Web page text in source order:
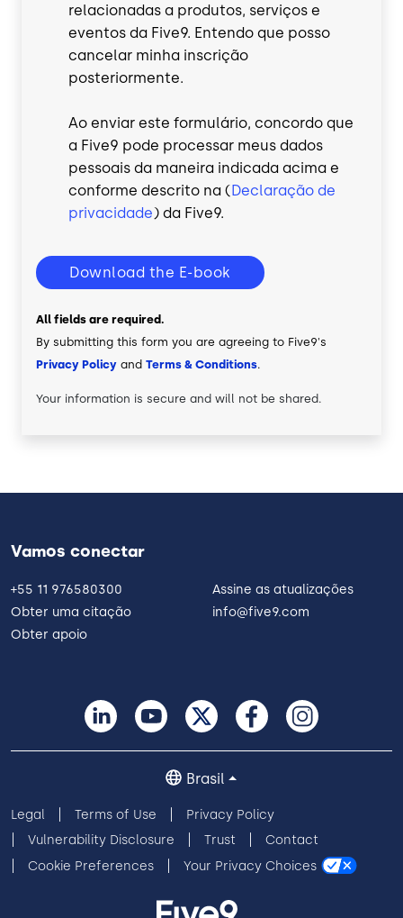
relacionadas a produtos, serviços e
eventos da Five9. Entendo que posso
cancelar minha inscrição
posteriormente.
Ao enviar este formulário, concordo que
a Five9 pode processar meus dados
pessoais da maneira indicada acima e
conforme descrito na (Declaração de
privacidade) da Five9.
Download the E-book
All fields are required.
By submitting this form you are agreeing to Five9's
Privacy Policy and Terms & Conditions.
Your information is secure and will not be shared.
Vamos conectar
+55 11 976580300
Obter uma citação
Obter apoio
Assine as atualizações
info@five9.com
Legal Terms of Use
Privacy Policy
Vulnerability Disclosure
Trust
Contact
Cookie Preferences
Your Privacy Choices
Brasil